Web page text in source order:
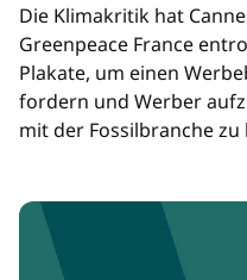
Die Klimakritik hat
Greenpeace France
Plakate, um einen
fordern und Werber
mit der Fossilbranche zu